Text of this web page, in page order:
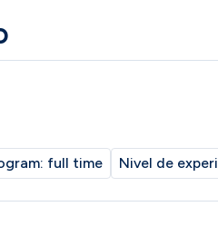
full time Nivel de